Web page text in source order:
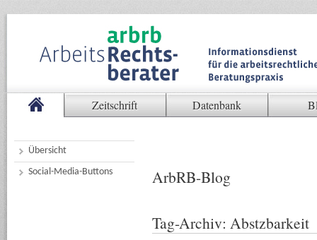
Zeitschrift Datenbank
Übersicht
Social-Media-Buttons
ArbRB-Blog
Tag-Archiv: Abstzbarkeit